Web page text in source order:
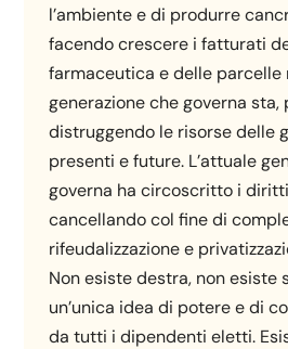
l’ambiente e di produrre
facendo crescere i fatturati
farmaceutica e delle parcelle
generazione che governa
distruggendo le risorse delle
presenti e future. L’attuale
governa ha circoscritto i
cancellando col fine di
rifeudalizzazione e
Non esiste destra, non esiste
un’unica idea di potere e di
da tutti i dipendenti eletti.